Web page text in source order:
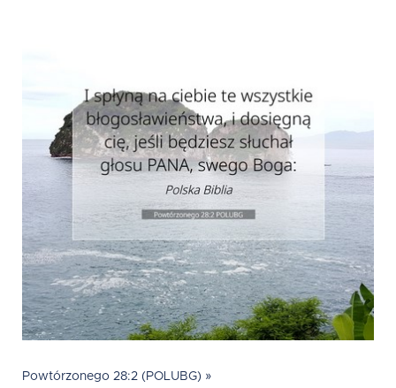
Powtórzonego 28:2 (POLUBG) »